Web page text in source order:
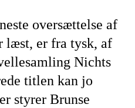
oversættelse af
læst, er fra tysk, af
Nichts
titlen kan jo
styrer Brunse